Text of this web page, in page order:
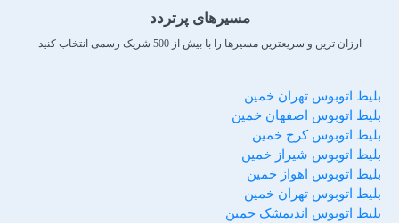
مسیرهای پرتردد
ارزان ترین و سریعترین مسیرها را با بیش از 500 شریک رسمی انتخاب کنید
بلیط اتوبوس تهران خمین
بلیط اتوبوس اصفهان خمین
بلیط اتوبوس کرج خمین
بلیط اتوبوس شیراز خمین
بلیط اتوبوس اهواز خمین
بلیط اتوبوس تهران خمین
بلیط اتوبوس اندیمشک خمین